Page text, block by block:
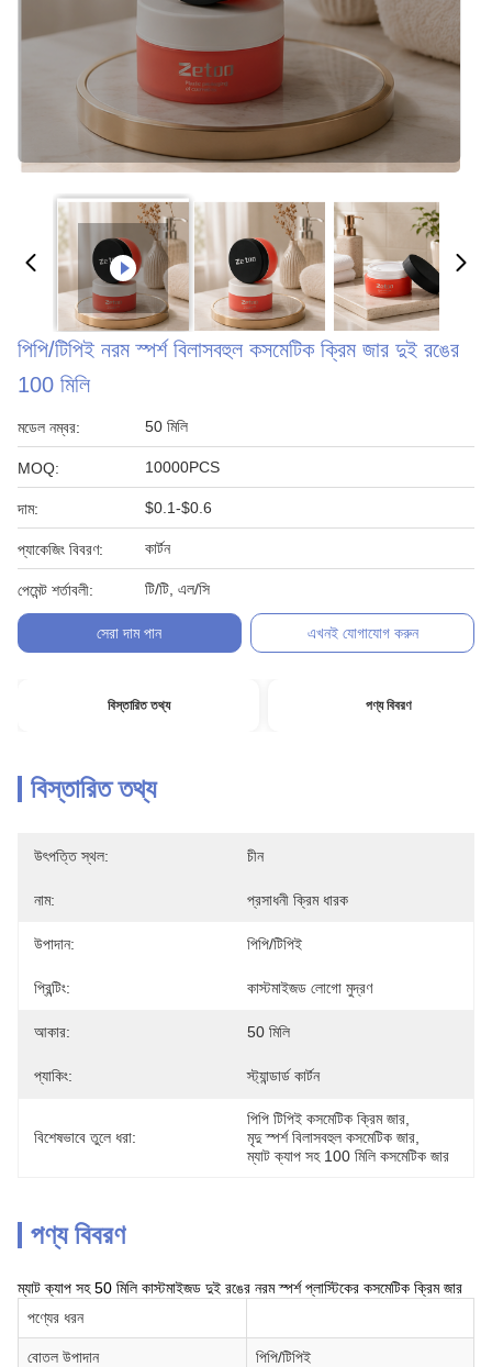
পিপি/টিপিই নরম স্পর্শ বিলাসবহুল কসমেটিক ক্রিম জার দুই রঙের
100 মিলি
মডেল নম্বর: 50 মিলি
MOQ: 10000PCS
দাম: $0.1-$0.6
প্যাকেজিং বিবরণ: কার্টন
পেমেন্ট শর্তাবলী: টি/টি, এল/সি
সেরা দাম পান এখনই যোগাযোগ করুন
বিস্তারিত তথ্য পণ্য বিবরণ
বিস্তারিত তথ্য
উৎপত্তি স্থল: চীন
নাম: প্রসাধনী ক্রিম ধারক
উপাদান: পিপি/টিপিই
প্রিন্টিং: কাস্টমাইজড লোগো মুদ্রণ
আকার: 50 মিলি
প্যাকিং: স্ট্যান্ডার্ড কার্টন
বিশেষভাবে তুলে ধরা:
পিপি টিপিই কসমেটিক ক্রিম জার
মৃদু স্পর্শ বিলাসবহুল কসমেটিক জার
ম্যাট ক্যাপ সহ 100 মিলি কসমেটিক জার
পণ্য বিবরণ
ম্যাট ক্যাপ সহ 50 মিলি কাস্টমাইজড দুই রঙের নরম স্পর্শ প্লাস্টিকের কসমেটিক ক্রিম জার
পণ্যের ধরন
বোতল উপাদান পিপি/টিপিই